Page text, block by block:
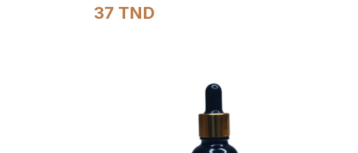
37 TND